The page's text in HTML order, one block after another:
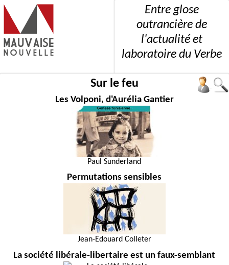
Entre glose
outrancière de
l'actualité et
laboratoire du Verbe
Sur le feu
Les Volponi, d'Aurélia Gantier
Paul Sunderland
Permutations sensibles
Jean-Edouard Colleter
La société libérale-libertaire est un faux-semblant